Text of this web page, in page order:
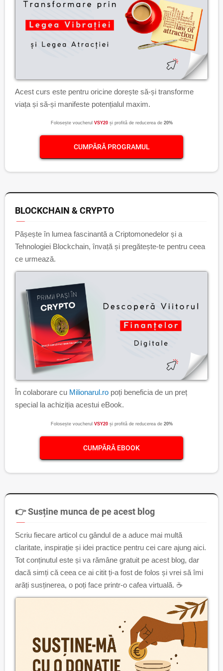
Acest curs este pentru oricine dorește să-și transforme
viața și să-și manifeste potențialul maxim.
Folosește voucherul VSY20și profită de reducerea de 20%
CUMPĂRĂ PROGRAMUL
BLOCKCHAIN & CRYPTO
Pășește în lumea fascinantă a Criptomonedelor și a
Tehnologiei Blockchain, învață și pregătește-te pentru ceea
ce urmează.
În colaborare cu Milionarul.ro poți beneficia de un preț
special la achiziția acestui eBook.
Folosește voucherul VSY20 și profită de reducerea de 20%
CUMPĂRĂ EBOOK
👉 Susține munca de pe acest blog
Scriu fiecare articol cu gândul de a aduce mai multă
claritate, inspirație și idei practice pentru cei care ajung aici.
Tot conținutul este și va rămâne gratuit pe acest blog, dar
dacă simți că ceea ce ai citit ți-a fost de folos și vrei să îmi
arăți susținerea, o poți face printr-o cafea virtuală. ☕